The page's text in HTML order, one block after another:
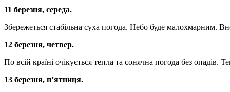
11 березня, середа.
Збережеться стабільна суха погода. Небо буде малохмарним.
12 березня, четвер.
По всій країні очікується тепла та сонячна погода без
13 березня, п’ятниця.